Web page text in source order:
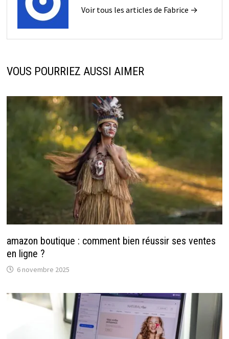
Voir tous les articles de Fabrice →
VOUS POURRIEZ AUSSI AIMER
amazon boutique : comment bien réussir ses ventes
en ligne ?
6 novembre 2025